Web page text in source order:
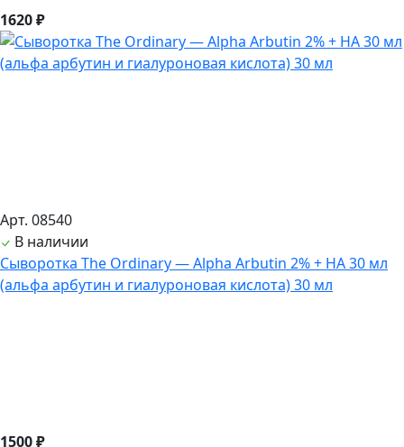
1620 ₽
Арт. 08540
В наличии
Сыворотка The Ordinary — Alpha Arbutin 2% + HA 30 мл
(альфа арбутин и гиалуроновая кислота) 30 мл
1500 ₽